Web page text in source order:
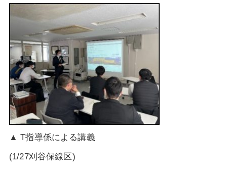
▲ T指導係による講義
(1/27刈谷保線区)